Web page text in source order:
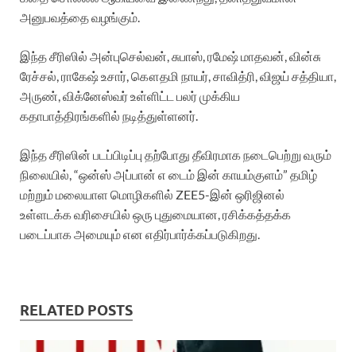
அனுபவத்தை வழங்கும்.
இந்த சீரிஸில் அன்புசெல்வன், சுபாஸ், ரமேஷ் மாதவன், வின்சு
ரேச்சல், ராகேஷ் உசார், கௌதமி நாயர், சாவித்ரி, விஜய் சத்தியா,
அருண், விக்னேஸ்வர் உள்ளிட்ட பலர் முக்கிய
கதாபாத்திரங்களில் நடித்துள்ளனர்.
இந்த சீரிஸின் படப்பிடிப்பு தற்போது தீவிரமாக நடைபெற்று வரும்
நிலையில், “ஒன்ஸ் அப்பான் எ டைம் இன் காயம்குளம்” தமிழ்
மற்றும் மலையாள மொழிகளில் ZEE5-இன் ஒரிஜினல்
உள்ளடக்க வரிசையில் ஒரு புதுமையான, ரசிக்கத்தக்க
படைப்பாக அமையும் என எதிர்பார்க்கப்படுகிறது.
RELATED POSTS